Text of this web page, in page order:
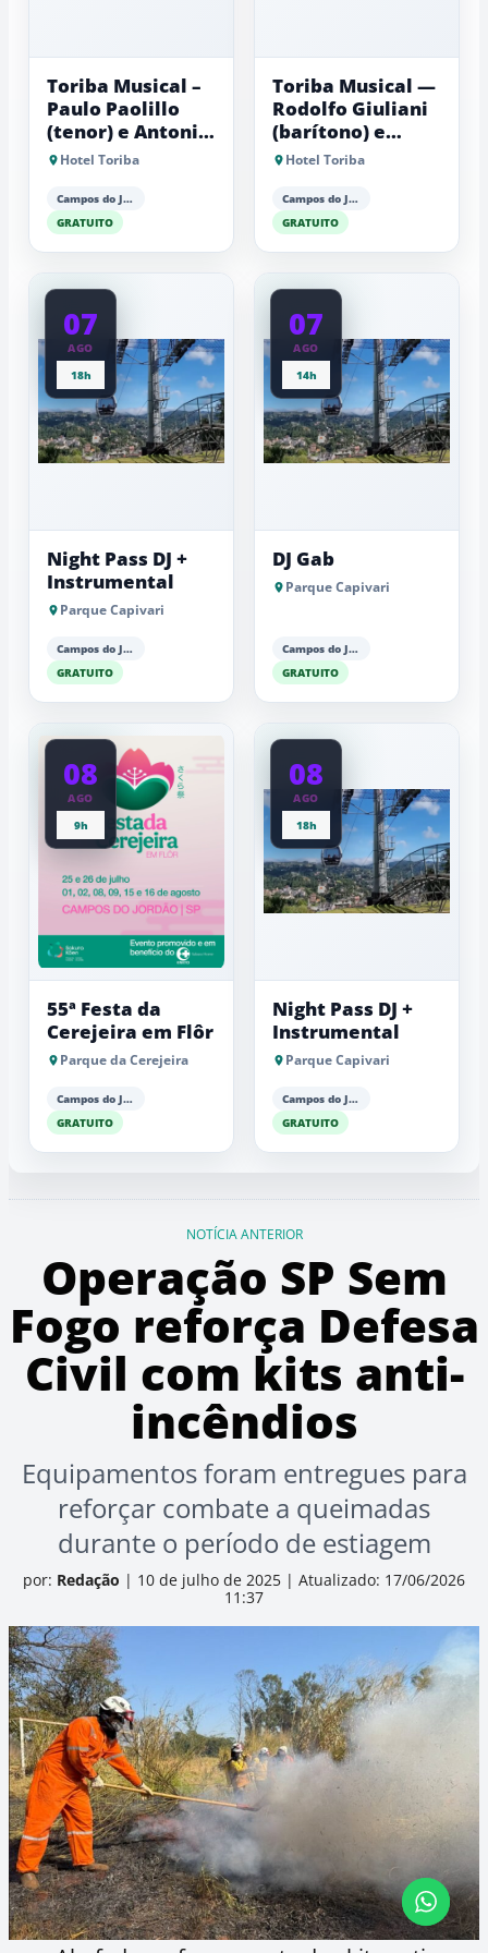
Toriba Musical –
Paulo Paolillo
(tenor) e Antonio
Luiz Barker
Hotel Toriba
Campos do Jordão
GRATUITO
Toriba Musical —
Rodolfo Giuliani
(barítono) e
Antonio Luiz
Hotel Toriba
Campos do Jordão
GRATUITO
07
AGO
18h
Night Pass DJ +
Instrumental
Parque Capivari
Campos do Jordão
GRATUITO
07
AGO
14h
DJ Gab
Parque Capivari
Campos do Jordão
GRATUITO
08
AGO
9h
55ª Festa da
Cerejeira em Flôr
Parque da Cerejeira
Campos do Jordão
GRATUITO
08
AGO
18h
Night Pass DJ +
Instrumental
Parque Capivari
Campos do Jordão
GRATUITO
NOTÍCIA ANTERIOR
Operação SP Sem
Fogo reforça Defesa
Civil com kits anti-
incêndios
Equipamentos foram entregues para
reforçar combate a queimadas
durante o período de estiagem
por: Redação | 10 de julho de 2025 | Atualizado: 17/06/2026
11:37